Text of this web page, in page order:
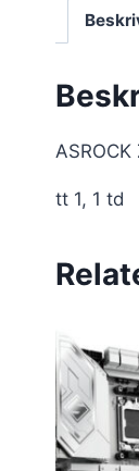
tt 1, 1 td